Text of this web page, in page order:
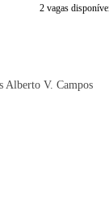
2 vagas
Alberto V. Campos